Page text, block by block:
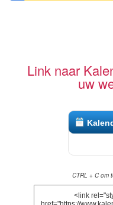
Link naar
uw
CTRL + C om